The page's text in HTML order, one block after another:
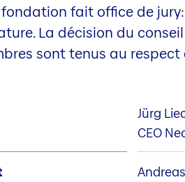
fait office de
La décision du
sont tenus au
Jürg
CEO